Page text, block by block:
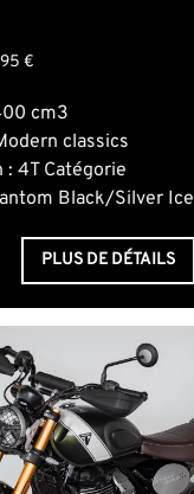
€
cm3
classics
4T Catégorie
Black/Silver Ice
PLUS DE DÉTAILS